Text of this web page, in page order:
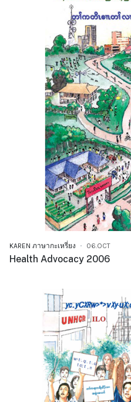
KAREN ภาษากะเหรี่ยง 06.OCT
Health Advocacy 2006